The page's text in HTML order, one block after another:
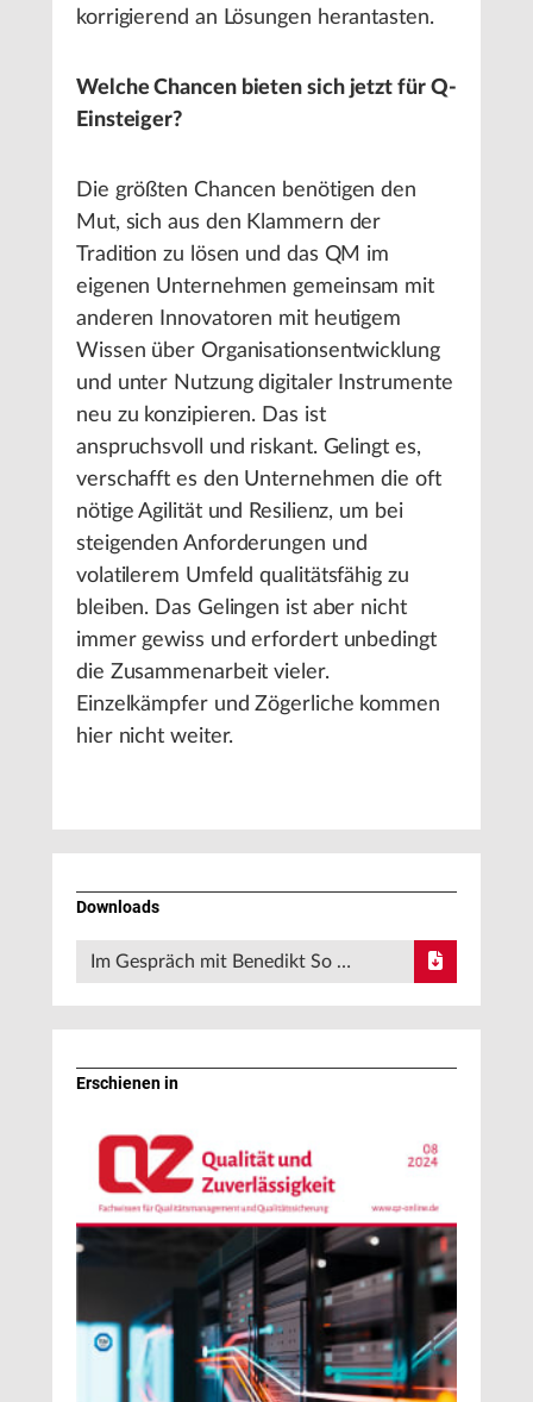
korrigierend an Lösungen herantasten.
Welche Chancen bieten sich jetzt für Q-
Einsteiger?
Die größten Chancen benötigen den
Mut, sich aus den Klammern der
Tradition zu lösen und das QM im
eigenen Unternehmen gemeinsam mit
anderen Innovatoren mit heutigem
Wissen über Organisationsentwicklung
und unter Nutzung digitaler Instrumente
neu zu konzipieren. Das ist
anspruchsvoll und riskant. Gelingt es,
verschafft es den Unternehmen die oft
nötige Agilität und Resilienz, um bei
steigenden Anforderungen und
volatilerem Umfeld qualitätsfähig zu
bleiben. Das Gelingen ist aber nicht
immer gewiss und erfordert unbedingt
die Zusammenarbeit vieler.
Einzelkämpfer und Zögerliche kommen
hier nicht weiter.
Downloads
Im Gespräch mit Benedikt So …
Erschienen in